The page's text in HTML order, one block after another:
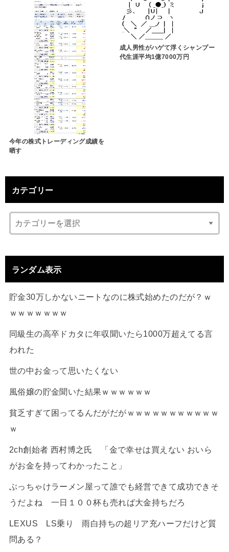
今年の株式トレーディング成績を
晒す
成人男性がハゲて浮くシャンプー
代生涯平均1億7000万円
カテゴリー
ランダム表示
貯金30万しかないニートなのに株式始めたのだが？ｗ
ｗｗｗｗｗｗｗ
同級生の高卒ドカタに年収聞いたら1000万超えてる言
われた
世の中お金って思いたくない
風俗嬢の貯金聞いた結果ｗｗｗｗｗｗ
貧乏すぎて困ってるんだがだがｗｗｗｗｗｗｗｗｗｗｗ
ｗ
2ch創始者 西村博之氏 「金で幸せは買えない おいら
がお金を持ってわかったこと」
ぶっちゃけラーメン屋って誰でも経営できて成功できそ
うだよね 一日１００杯も売れば大金持ちだろ
LEXUS LS乗り 雨白持ちの超リア充ハーフだけど質
問ある？